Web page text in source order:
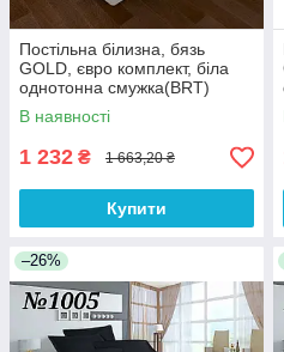
Постільна білизна, бязь
GOLD, євро комплект, біла
однотонна смужка(BRT)
В наявності
1 232 ₴ 1 663,20 ₴
Купити
–26%